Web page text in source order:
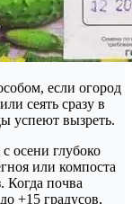
если огород
сеять сразу в
успеют вызреть.
осени глубоко
или компоста
Когда почва
+15 градусов,